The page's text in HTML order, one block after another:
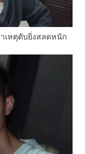
เหตุดับยิ่งสลดหนัก